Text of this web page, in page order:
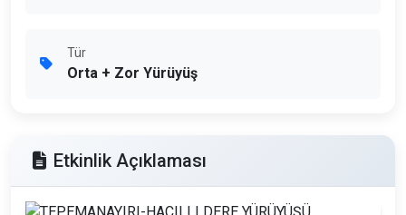
Tür
Orta + Zor Yürüyüş
Etkinlik Açıklaması